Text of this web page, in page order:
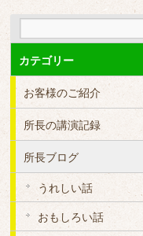
カテゴリー
お客様のご紹介
所長の講演記録
所長ブログ
うれしい話
おもしろい話